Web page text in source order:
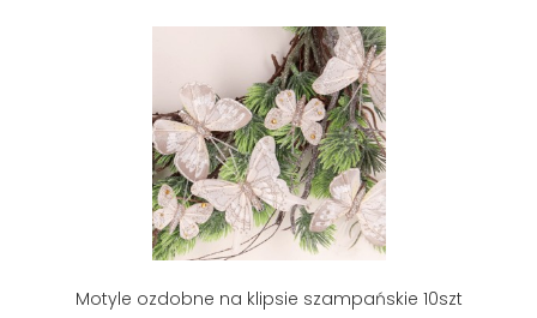
Motyle ozdobne na klipsie szampańskie 10szt